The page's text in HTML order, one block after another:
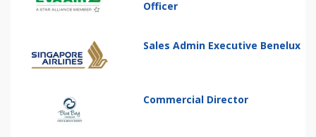
Officer
Sales Admin Executive Benelux
Commercial Director